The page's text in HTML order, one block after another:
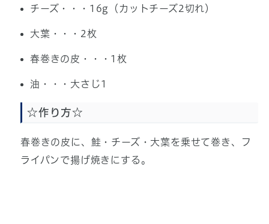
チーズ・・・16g（カットチーズ2切れ）
大葉・・・2枚
春巻きの皮・・・1枚
油・・・大さじ1
☆作り方☆
春巻きの皮に、鮭・チーズ・大葉を乗せて巻き、フ
ライパンで揚げ焼きにする。